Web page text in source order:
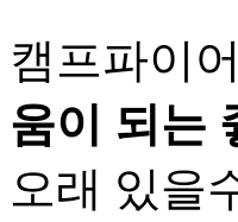
캠프파이
움이 되는
오래 있을